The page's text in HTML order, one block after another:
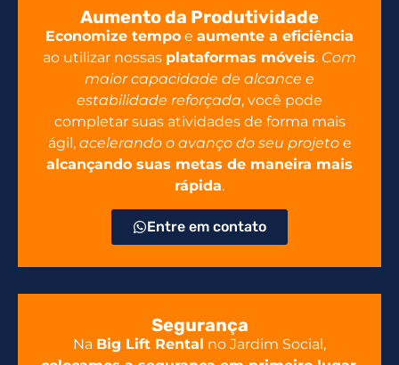
Aumento da Produtividade
Economize tempo e aumente a eficiência
ao utilizar nossas plataformas móveis. Com
maior capacidade de alcance e
estabilidade reforçada, você pode
completar suas atividades de forma mais
ágil, acelerando o avanço do seu projetoe
alcançando suas metas de maneira mais
rápida.
Entre em contato
Segurança
Na Big Lift Rental no Jardim Social,